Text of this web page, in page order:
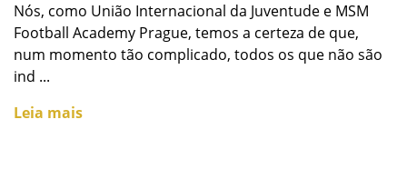
Nós, como União Internacional da Juventude e MSM
Football Academy Prague, temos a certeza de que,
num momento tão complicado, todos os que não são
ind ...
Leia mais